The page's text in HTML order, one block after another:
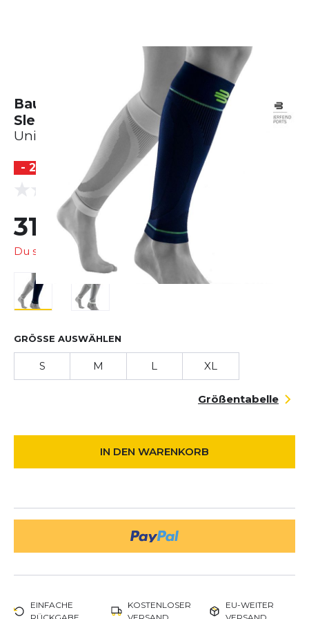
Bauerfeind Sports Compression
Sleeves Lower Leg - lang
Unisex
- 20 %
0.0
(0 Bewertungen)
31,99 € 39,90 €
Du sparst 7,91 €
GRÖSSE AUSWÄHLEN
S M L XL
Größentabelle
IN DEN WARENKORB
EINFACHE
KOSTENLOSER
EU-WEITER